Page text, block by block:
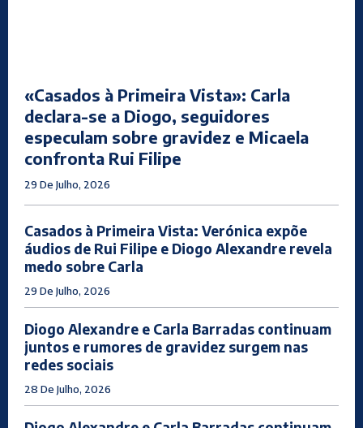
«Casados à Primeira Vista»: Carla
declara-se a Diogo, seguidores
especulam sobre gravidez e Micaela
confronta Rui Filipe
29 De Julho, 2026
Casados à Primeira Vista: Verónica expõe
áudios de Rui Filipe e Diogo Alexandre revela
medo sobre Carla
29 De Julho, 2026
Diogo Alexandre e Carla Barradas continuam
juntos e rumores de gravidez surgem nas
redes sociais
28 De Julho, 2026